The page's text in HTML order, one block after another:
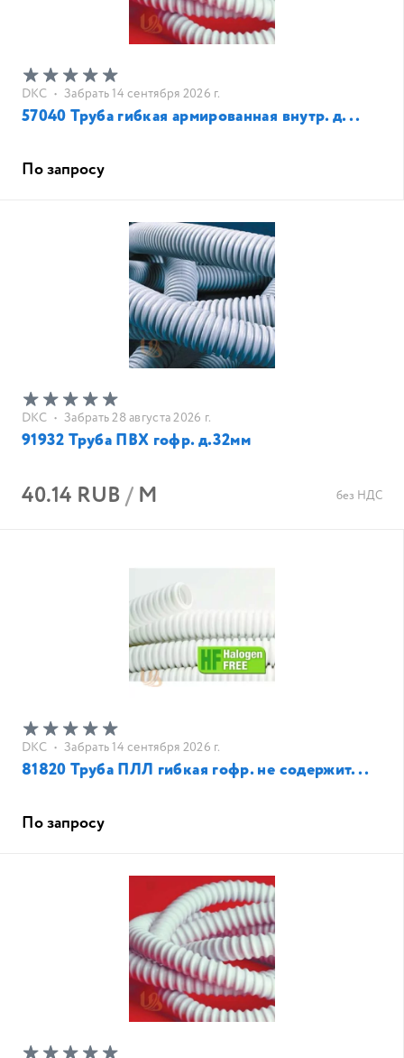
DKC • Забрать 14 сентября 2026 г.
57040 Труба гибкая армированная внутр. д...
По запросу
DKC • Забрать 28 августа 2026 г.
91932 Труба ПВХ гофр. д.32мм
40.14 RUB/ М без НДС
DKC • Забрать 14 сентября 2026 г.
81820 Труба ПЛЛ гибкая гофр. не содержит...
По запросу